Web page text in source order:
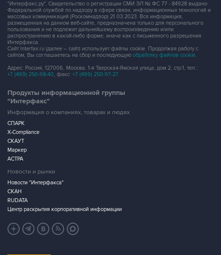
"Интерфакс.ру". Свидетельство о регистрации СМИ ЭЛ № ФС 77 - 84928 выдано
Федеральной службой по надзору в сфере связи, информационных технологий и
массовых коммуникаций (Роскомнадзор) 21.03.2023. Вся информация,
размещенная на данном веб-сайте, предназначена только для персонального
пользования и не подлежит дальнейшему воспроизведению и/или
распространению в какой-либо форме, иначе как с письменного разрешения
Интерфакса.
Сайт Interfax.ru (далее – сайт) использует файлы cookie. Продолжая работу с
сайтом, Вы соглашаетесь на сбор и последующую обработку файлов cookie.
Адрес: Россия, 127006, Москва, 1-я Тверская-Ямская улица, дом 2, стр.1, тел.:
+7 (499) 250-98-40, факс: +7 (499) 250-97-27
Продукты информационной группы
"Интерфакс"
Информация о компаниях, товарах и людях
СПАРК
X-Compliance
СКАУТ
Маркер
АСТРА
Новости и рынки
Новости "Интерфакса"
СКАН
RUDATA
Центр раскрытия корпоративной информации